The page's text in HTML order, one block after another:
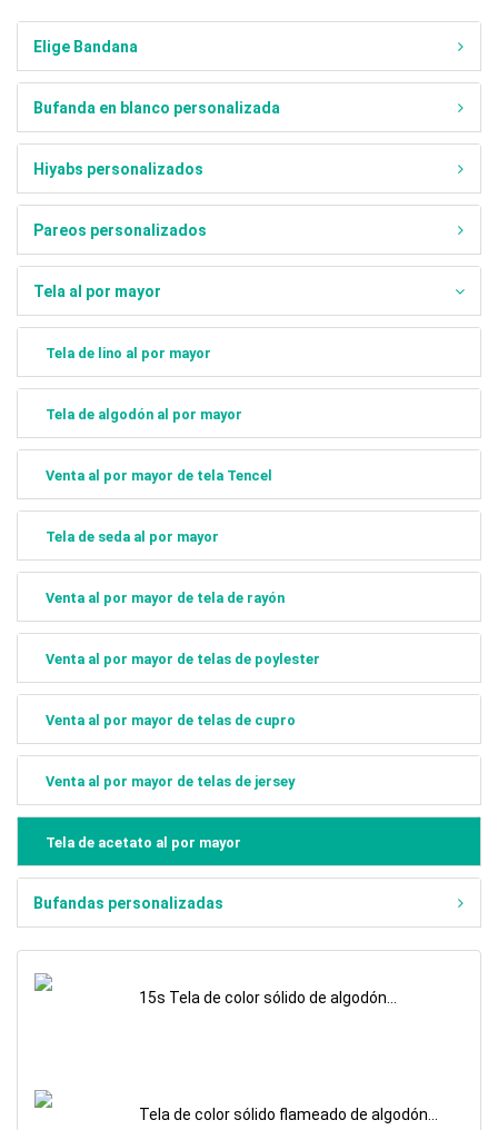
Elige Bandana
Bufanda en blanco personalizada
Hiyabs personalizados
Pareos personalizados
Tela al por mayor
Tela de lino al por mayor
Tela de algodón al por mayor
Venta al por mayor de tela Tencel
Tela de seda al por mayor
Venta al por mayor de tela de rayón
Venta al por mayor de telas de poylester
Venta al por mayor de telas de cupro
Venta al por mayor de telas de jersey
Tela de acetato al por mayor
Bufandas personalizadas
15s Tela de color sólido de algodón
Tela de color sólido flameado de algodón